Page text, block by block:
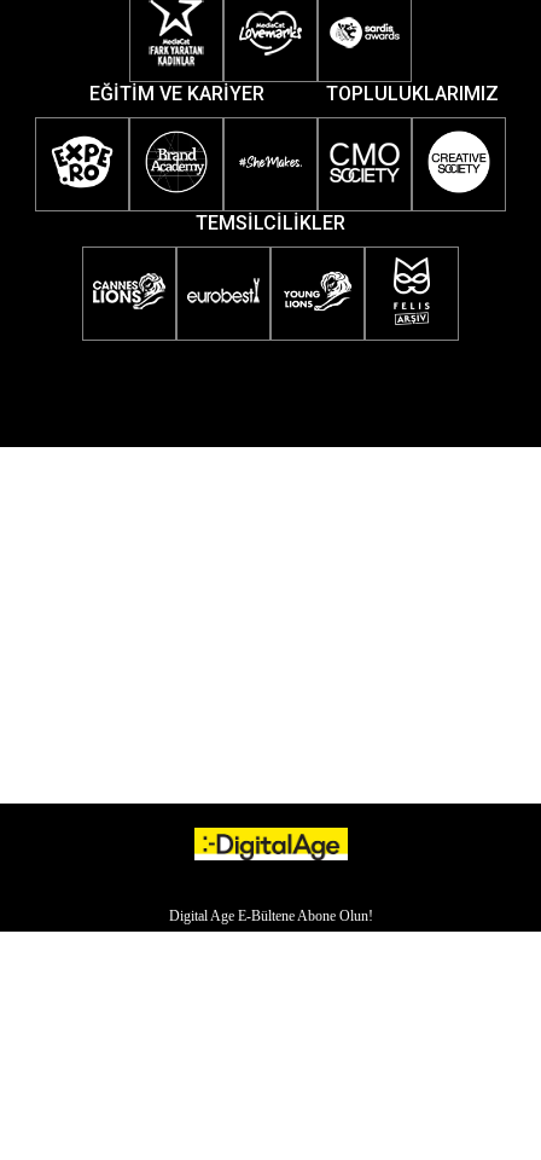
EĞİTİM VE KARİYER TOPLULUKLARIMIZ
TEMSİLCİLİKLER
Digital Age E-Bültene Abone Olun!